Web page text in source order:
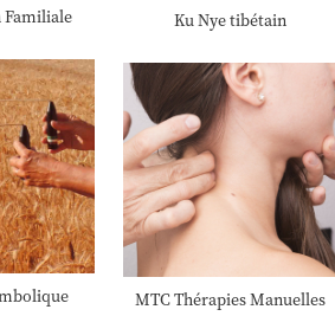
Ku Nye tibétain
MTC Thérapies Manuelles